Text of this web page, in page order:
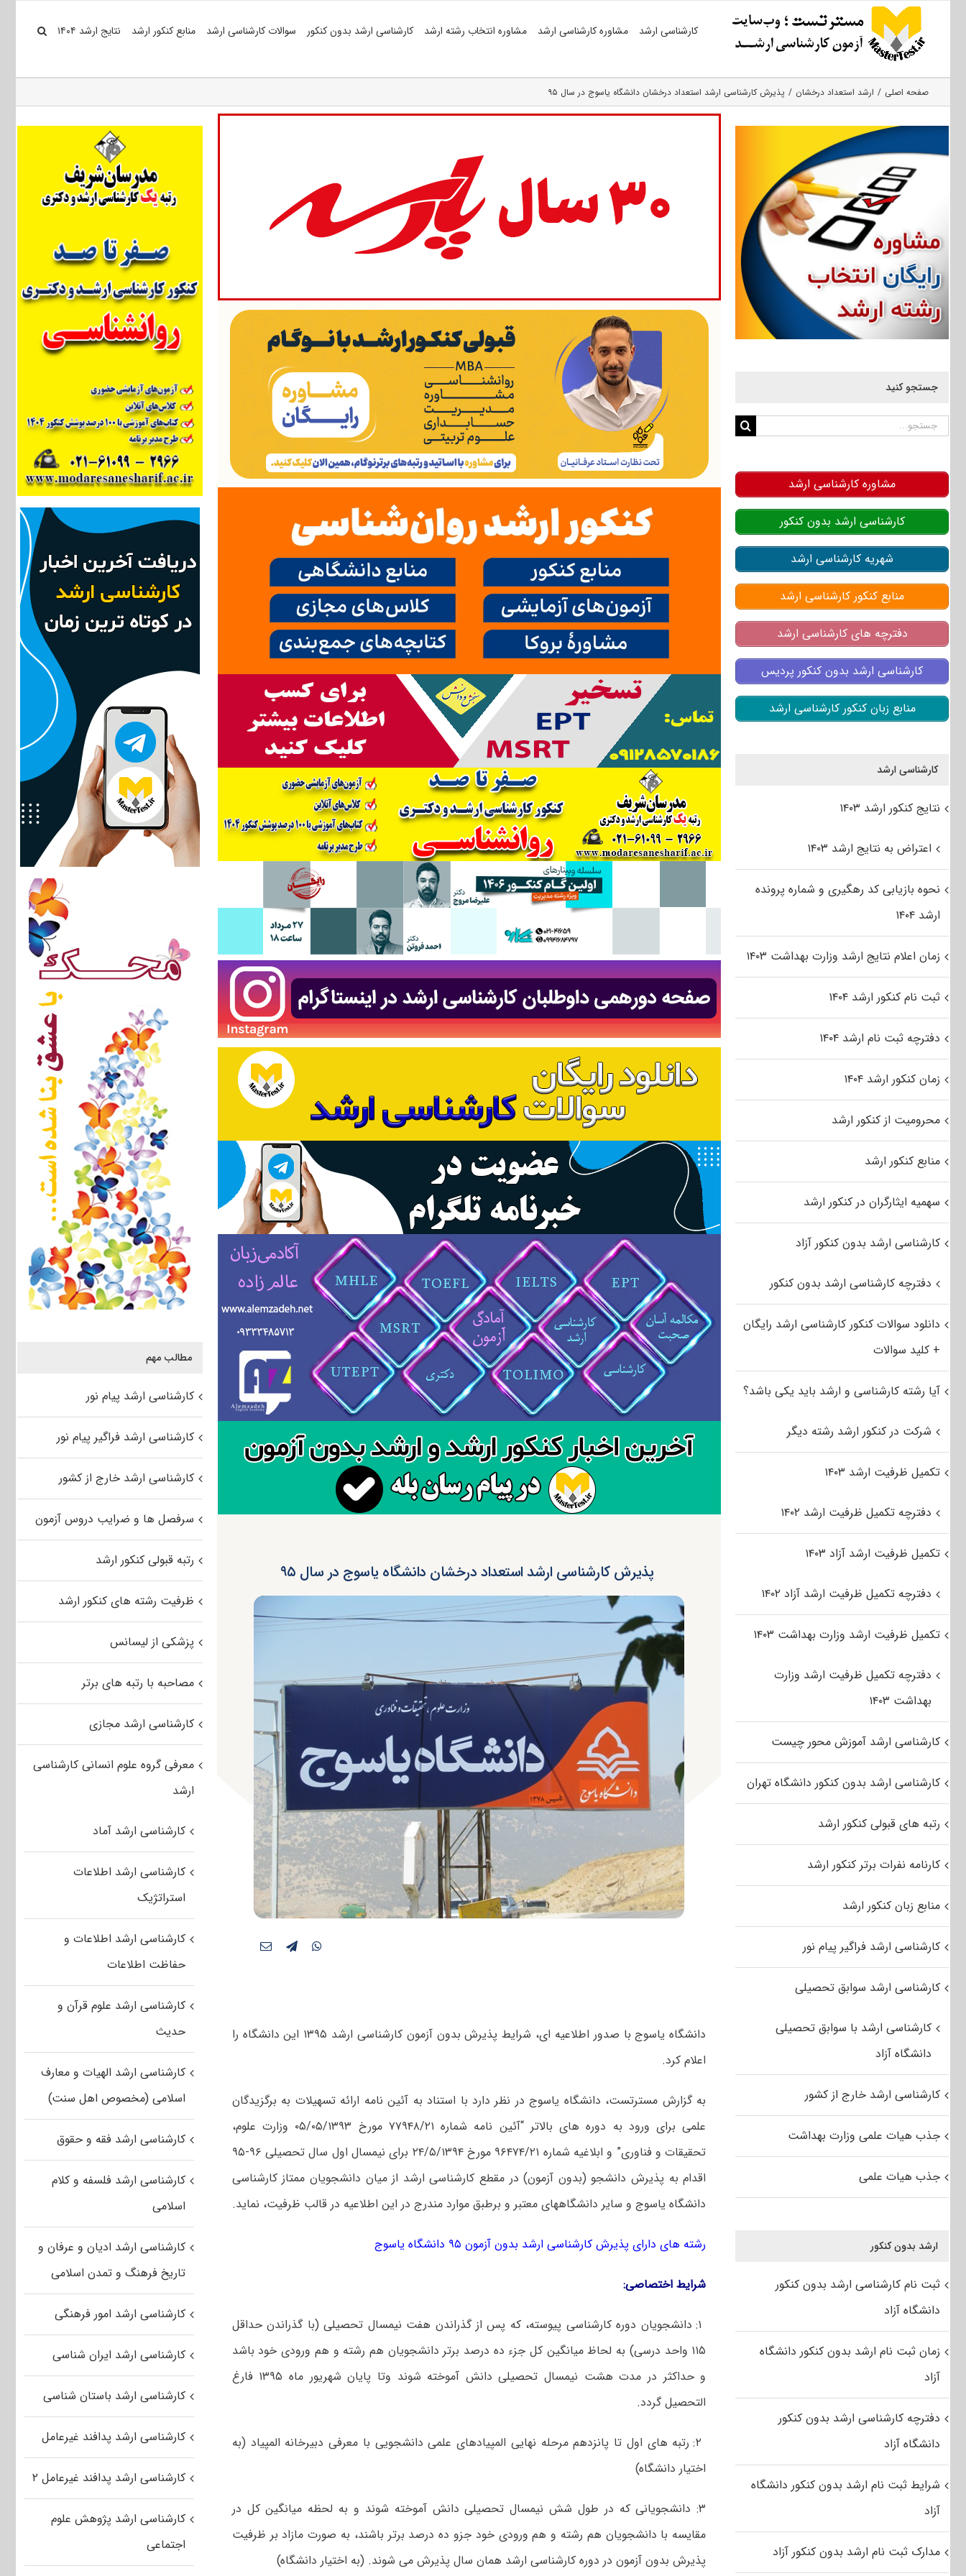
کارشناسی ارشد مشاوره کارشناسی ارشد مشاوره انتخاب رشته ارشد کارشناسی ارشد بدون کنکور سوالات کارشناسی ارشد منابع کنکور ارشد نتایج ارشد ۱۴۰۴
صفحه اصلی ارشد استعداد درخشان پذیرش کارشناسی ارشد استعداد درخشان دانشگاه یاسوج در سال ۹۵
پذیرش کارشناسی ارشد استعداد درخشان دانشگاه یاسوج در سال ۹۵
دانشگاه یاسوج با صدور اطلاعیه ای، شرایط پذیرش بدون آزمون کارشناسی ارشد ۱۳۹۵ این دانشگاه را
اعلام کرد.
به گزارش مسترتست، دانشگاه یاسوج در نظر دارد با استناد به آئین نامه ارائه تسهیلات به برگزیدگان
علمی برای ورود به دوره های بالاتر “آئین نامه شماره ۷۷۹۴۸/۲۱ مورخ ۰۵/۰۵/۱۳۹۳ وزارت علوم،
تحقیقات و فناوری” و ابلاغیه شماره ۹۶۴۷۴/۲۱ مورخ ۲۴/۵/۱۳۹۴ برای نیمسال اول سال تحصیلی ۹۶-۹۵
اقدام به پذیرش دانشجو (بدون آزمون) در مقطع کارشناسی ارشد از میان دانشجویان ممتاز کارشناسی
دانشگاه یاسوج و سایر دانشگاههای معتبر و برطبق موارد مندرج در این اطلاعیه در قالب ظرفیت، نماید.
رشته های دارای پذیرش کارشناسی ارشد بدون آزمون ۹۵ دانشگاه یاسوج
شرایط اختصاصی:
۱: دانشجویان دوره کارشناسی پیوسته، که پس از گذراندن هفت نیمسال تحصیلی (با گذراندن حداقل
۱۱۵ واحد درسی) به لحاظ میانگین کل جزء ده درصد برتر دانشجویان هم رشته و هم ورودی خود باشد
و حداکثر در مدت هشت نیمسال تحصیلی دانش آموخته شوند وتا پایان شهریور ماه ۱۳۹۵ فارغ
التحصیل گردد.
۲: رتبه های اول تا پانزدهم مرحله نهایی المپیادهای علمی دانشجویی با معرفی دبیرخانه المپیاد (به
اختیار دانشگاه)
۳: دانشجویانی که در طول شش نیمسال تحصیلی دانش آموخته شوند و به لحظه میانگین کل در
مقایسه با دانشجویان هم رشته و هم ورودی خود جزو ده درصد برتر باشند، به صورت مازاد بر ظرفیت
پذیرش بدون آزمون در دوره کارشناسی ارشد همان سال پذیرش می شوند. (به اختیار دانشگاه)
مطالب مهم
کارشناسی ارشد پیام نور
کارشناسی ارشد فراگیر پیام نور
کارشناسی ارشد خارج از کشور
سرفصل ها و ضرایب دروس آزمون
رتبه قبولی کنکور ارشد
ظرفیت رشته های کنکور ارشد
پزشکی از لیسانس
مصاحبه با رتبه های برتر
کارشناسی ارشد مجازی
معرفی گروه علوم انسانی کارشناسی
ارشد
کارشناسی ارشد آماد
کارشناسی ارشد اطلاعات
استراتژیک
کارشناسی ارشد اطلاعات و
حفاظت اطلاعات
کارشناسی ارشد علوم قرآن و
حدیث
کارشناسی ارشد الهیات و معارف
اسلامی (مخصوص اهل سنت)
کارشناسی ارشد فقه و حقوق
کارشناسی ارشد فلسفه و کلام
اسلامی
کارشناسی ارشد ادیان و عرفان و
تاریخ فرهنگ و تمدن اسلامی
کارشناسی ارشد امور فرهنگی
کارشناسی ارشد ایران شناسی
کارشناسی ارشد باستان شناسی
کارشناسی ارشد پدافند غیرعامل
کارشناسی ارشد پدافند غیرعامل ۲
کارشناسی ارشد پژوهش علوم
اجتماعی
جستجو کنید
جستجو
مشاوره کارشناسی ارشد
کارشناسی ارشد بدون کنکور
شهریه کارشناسی ارشد
منابع کنکور کارشناسی ارشد
دفترچه های کارشناسی ارشد
کارشناسی ارشد بدون کنکور پردیس
منابع زبان کنکور کارشناسی ارشد
کارشناسی ارشد
نتایج کنکور ارشد ۱۴۰۳
اعتراض به نتایج ارشد ۱۴۰۳
نحوه بازیابی کد رهگیری و شماره پرونده
ارشد ۱۴۰۴
زمان اعلام نتایج ارشد وزارت بهداشت ۱۴۰۳
ثبت نام کنکور ارشد ۱۴۰۴
دفترچه ثبت نام ارشد ۱۴۰۴
زمان کنکور ارشد ۱۴۰۴
محرومیت از کنکور ارشد
منابع کنکور ارشد
سهمیه ایثارگران در کنکور ارشد
کارشناسی ارشد بدون کنکور آزاد
دفترچه کارشناسی ارشد بدون کنکور
دانلود سوالات کنکور کارشناسی ارشد رایگان
+ کلید سوالات
آیا رشته کارشناسی و ارشد باید یکی باشد؟
شرکت در کنکور ارشد رشته دیگر
تکمیل ظرفیت ارشد ۱۴۰۳
دفترچه تکمیل ظرفیت ارشد ۱۴۰۲
تکمیل ظرفیت ارشد آزاد ۱۴۰۳
دفترچه تکمیل ظرفیت ارشد آزاد ۱۴۰۲
تکمیل ظرفیت ارشد وزارت بهداشت ۱۴۰۳
دفترچه تکمیل ظرفیت ارشد وزارت
بهداشت ۱۴۰۳
کارشناسی ارشد آموزش محور چیست
کارشناسی ارشد بدون کنکور دانشگاه تهران
رتبه های قبولی کنکور ارشد
کارنامه نفرات برتر کنکور ارشد
منابع زبان کنکور ارشد
کارشناسی ارشد فراگیر پیام نور
کارشناسی ارشد سوابق تحصیلی
کارشناسی ارشد با سوابق تحصیلی
دانشگاه آزاد
کارشناسی ارشد خارج از کشور
جذب هیات علمی وزارت بهداشت
جذب هیات علمی
ارشد بدون کنکور
ثبت نام کارشناسی ارشد بدون کنکور
دانشگاه آزاد
زمان ثبت نام ارشد بدون کنکور دانشگاه
آزاد
دفترچه کارشناسی ارشد بدون کنکور
دانشگاه آزاد
شرایط ثبت نام ارشد بدون کنکور دانشگاه
آزاد
مدارک ثبت نام ارشد بدون کنکور آزاد